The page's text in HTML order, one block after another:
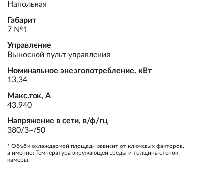
Напольная
Габарит
7 №1
Управление
Выносной пульт управления
Номинальное энергопотребление, кВт
13,34
Макс.ток, А
43,940
Напряжение в сети, в/ф/гц
380/3~/50
* Объём охлаждаемой площади зависит от ключевых факторов,
а именно: Температура окружающей среды и толщина стенок
камеры.